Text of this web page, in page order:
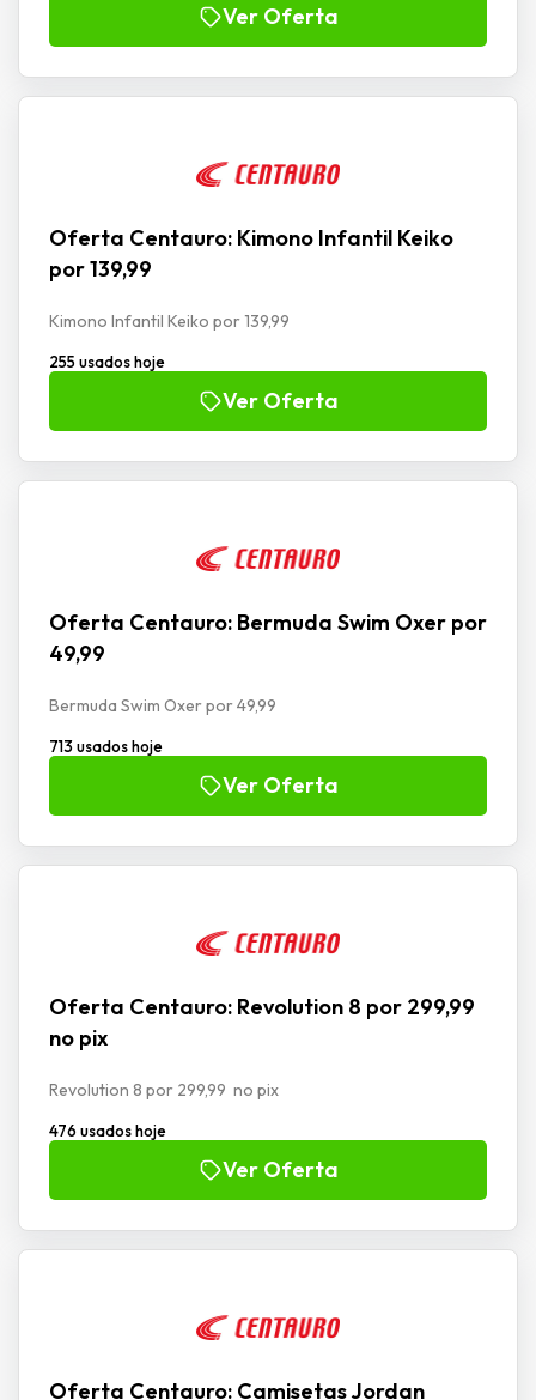
Ver Oferta
Oferta Centauro: Kimono Infantil Keiko
por 139,99
Kimono Infantil Keiko por 139,99
255 usados hoje
Ver Oferta
Oferta Centauro: Bermuda Swim Oxer por
49,99
Bermuda Swim Oxer por 49,99
713 usados hoje
Ver Oferta
Oferta Centauro: Revolution 8 por 299,99
no pix
Revolution 8 por 299,99 no pix
476 usados hoje
Ver Oferta
Oferta Centauro: Camisetas Jordan